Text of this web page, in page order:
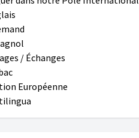
/ Échanges
Européenne